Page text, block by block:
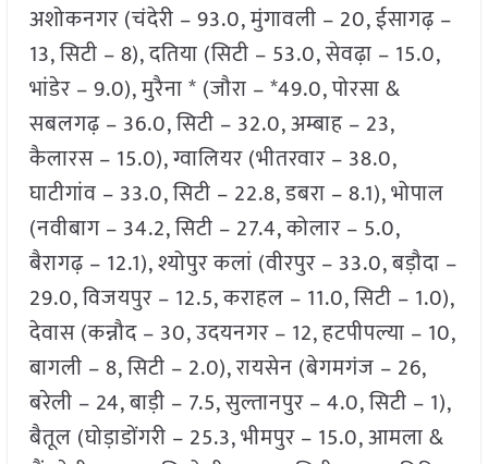
अशोकनगर (चंदेरी – 93.0, मुंगावली – 20, ईसागढ़ –
13, सिटी – 8), दतिया (सिटी – 53.0, सेवढ़ा – 15.0,
भांडेर – 9.0), मुरैना * (जौरा – *49.0, पोरसा &
सबलगढ़ – 36.0, सिटी – 32.0, अम्बाह – 23,
कैलारस – 15.0), ग्वालियर (भीतरवार – 38.0,
घाटीगांव – 33.0, सिटी – 22.8, डबरा – 8.1), भोपाल
(नवीबाग – 34.2, सिटी – 27.4, कोलार – 5.0,
बैरागढ़ – 12.1), श्योपुर कलां (वीरपुर – 33.0, बड़ौदा –
29.0, विजयपुर – 12.5, कराहल – 11.0, सिटी – 1.0),
देवास (कन्नौद – 30, उदयनगर – 12, हटपीपल्या – 10,
बागली – 8, सिटी – 2.0), रायसेन (बेगमगंज – 26,
बरेली – 24, बाड़ी – 7.5, सुल्तानपुर – 4.0, सिटी – 1),
बैतूल (घोड़ाडोंगरी – 25.3, भीमपुर – 15.0, आमला &